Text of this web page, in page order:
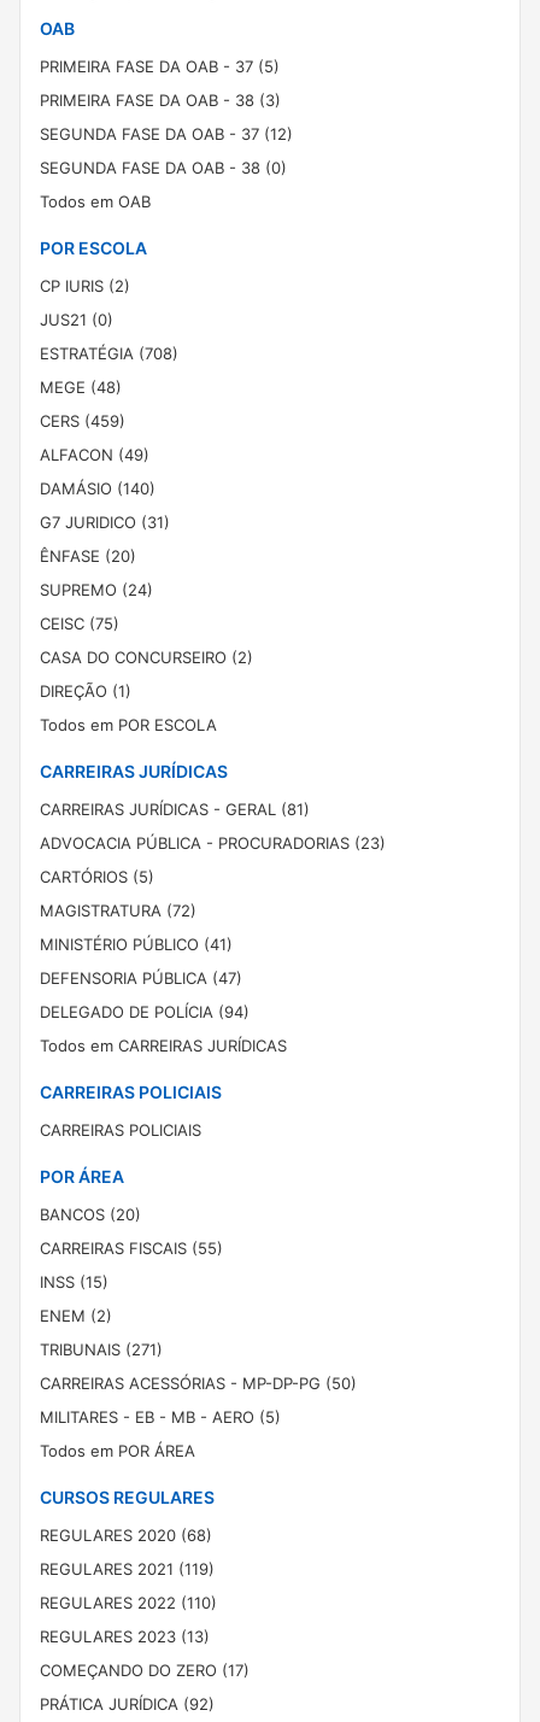
OAB
PRIMEIRA FASE DA OAB - 37 (5)
PRIMEIRA FASE DA OAB - 38 (3)
SEGUNDA FASE DA OAB - 37 (12)
SEGUNDA FASE DA OAB - 38 (0)
Todos em OAB
POR ESCOLA
CP IURIS (2)
JUS21 (0)
ESTRATÉGIA (708)
MEGE (48)
CERS (459)
ALFACON (49)
DAMÁSIO (140)
G7 JURIDICO (31)
ÊNFASE (20)
SUPREMO (24)
CEISC (75)
CASA DO CONCURSEIRO (2)
DIREÇÃO (1)
Todos em POR ESCOLA
CARREIRAS JURÍDICAS
CARREIRAS JURÍDICAS - GERAL (81)
ADVOCACIA PÚBLICA - PROCURADORIAS (23)
CARTÓRIOS (5)
MAGISTRATURA (72)
MINISTÉRIO PÚBLICO (41)
DEFENSORIA PÚBLICA (47)
DELEGADO DE POLÍCIA (94)
Todos em CARREIRAS JURÍDICAS
CARREIRAS POLICIAIS
CARREIRAS POLICIAIS
POR ÁREA
BANCOS (20)
CARREIRAS FISCAIS (55)
INSS (15)
ENEM (2)
TRIBUNAIS (271)
CARREIRAS ACESSÓRIAS - MP-DP-PG (50)
MILITARES - EB - MB - AERO (5)
Todos em POR ÁREA
CURSOS REGULARES
REGULARES 2020 (68)
REGULARES 2021 (119)
REGULARES 2022 (110)
REGULARES 2023 (13)
COMEÇANDO DO ZERO (17)
PRÁTICA JURÍDICA (92)